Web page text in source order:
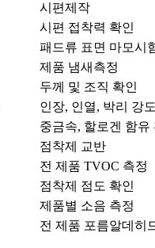
시편제작
시편 접착력 확인
패드류 표면 마모시
제품 냄새측정
두께 및 조직 확인
인장, 인열, 박리 강
중금속, 할로겐 함유
점착제 교반
전 제품 TVOC 측정
점착제 점도 확인
제품별 소음 측정
전 제품 포름알데히